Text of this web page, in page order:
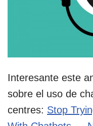
Interesante este
sobre el uso de
centres: Stop